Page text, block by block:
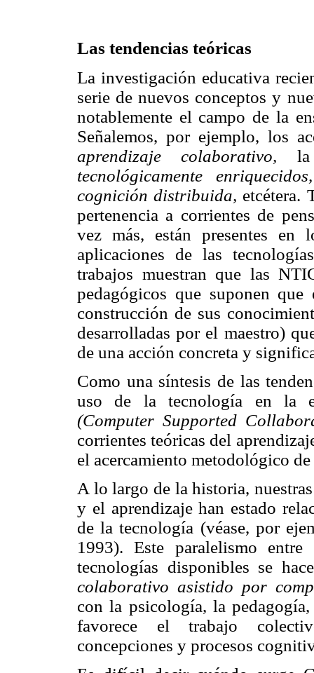
Las tendencias teóricas
La investigación educativa
serie de nuevos conceptos y
notablemente el campo de la
Señalemos, por ejemplo, los
aprendizaje colaborativo,
tecnológicamente enriquecidos,
cognición distribuida, etcétera.
pertenencia a corrientes de
vez más, están presentes en
aplicaciones de las
trabajos muestran que las
pedagógicos que suponen
construcción de sus
desarrolladas por el maestro)
de una acción concreta y
Como una síntesis de las
uso de la tecnología en la
(Computer Supported
corrientes teóricas del
el acercamiento metodológico
A lo largo de la historia,
y el aprendizaje han estado
de la tecnología (véase, por
1993). Este paralelismo
tecnologías disponibles se
colaborativo asistido por
con la psicología, la
favorece el trabajo
concepciones y procesos